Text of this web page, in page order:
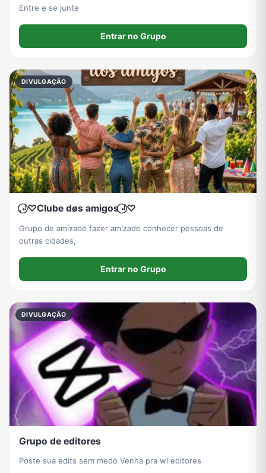
Entre e se junte
Entrar no Grupo
DIVULGAÇÃO
.𝆺𝅥⃝ ♡Clube døs amigos 𝆺𝅥⃝ ♡
Grupo de amizade fazer amizade conhecer pessoas de
outras cidades,
Entrar no Grupo
DIVULGAÇÃO
Grupo de editores
Poste sua edits sem medo Venha pra wl editores